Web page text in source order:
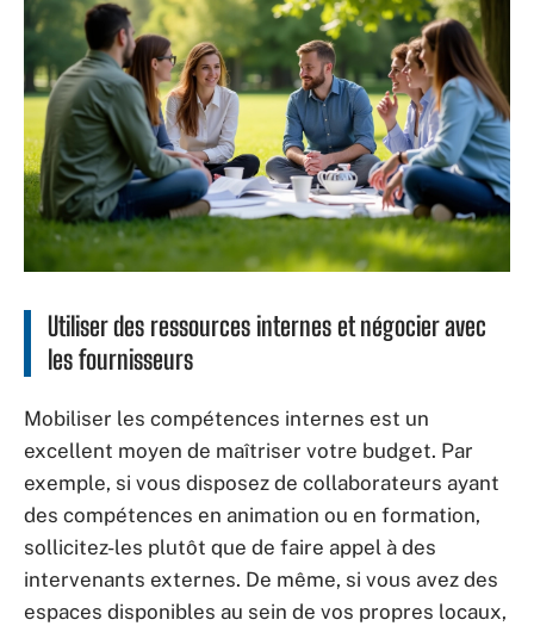
Utiliser des ressources internes et négocier avec
les fournisseurs
Mobiliser les compétences internes est un
excellent moyen de maîtriser votre budget. Par
exemple, si vous disposez de collaborateurs ayant
des compétences en animation ou en formation,
sollicitez-les plutôt que de faire appel à des
intervenants externes. De même, si vous avez des
espaces disponibles au sein de vos propres locaux,